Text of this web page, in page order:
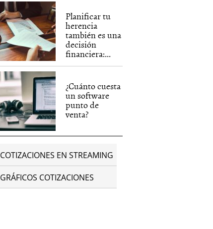
Planificar tu
herencia
también es una
decisión
financiera:...
¿Cuánto cuesta
un software
punto de
venta?
COTIZACIONES EN STREAMING
GRÁFICOS COTIZACIONES